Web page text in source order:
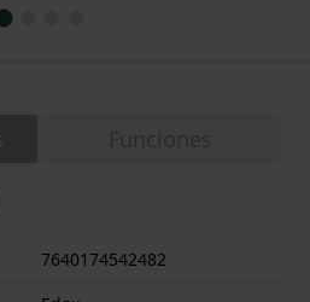
7640174542482